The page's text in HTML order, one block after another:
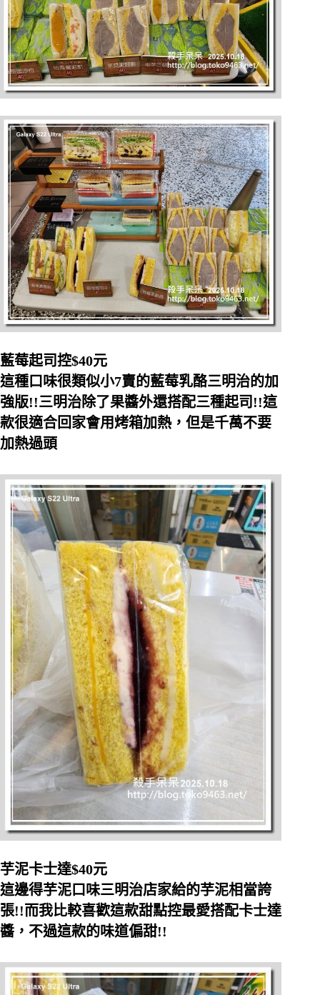
藍莓起司控$40元
這種口味很類似小7賣的藍莓乳酪三明治的加
強版!!三明治除了果醬外還搭配三種起司!!這
款很適合回家會用烤箱加熱，但是千萬不要
加熱過頭
芋泥卡士達$40元
這邊得芋泥口味三明治店家給的芋泥相當誇
張!!而我比較喜歡這款甜點控最愛搭配卡士達
醬，不過這款的味道偏甜!!